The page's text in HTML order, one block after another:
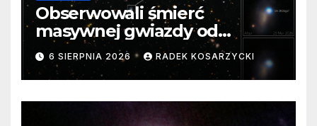
Obserwowali śmierć
masywnej gwiazdy od
samego początku. Niezwykle
cenne dane
6 SIERPNIA 2026 RADEK KOSARZYCKI